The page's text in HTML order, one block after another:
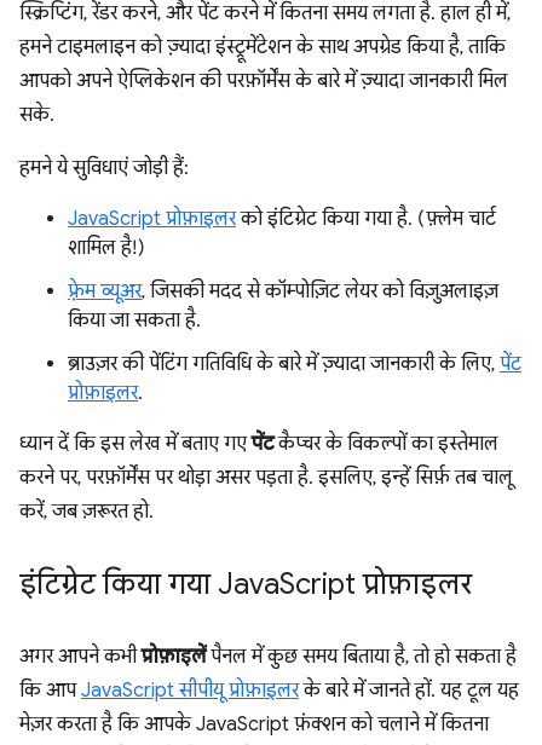
स्क्रिप्टिंग, रेंडर करने, और पेंट करने में कितना समय लगता है. हाल ही में,
हमने टाइमलाइन को ज़्यादा इंस्ट्रूमेंटेशन के साथ अपग्रेड किया है, ताकि
आपको अपने ऐप्लिकेशन की परफ़ॉर्मेंस के बारे में ज़्यादा जानकारी मिल
सके.
हमने ये सुविधाएं जोड़ी हैं:
JavaScript प्रोफ़ाइलरको इंटिग्रेट किया गया है. (फ़्लेम चार्ट
शामिल है!)
फ़्रेम व्यूअर, जिसकी मदद से कॉम्पोज़िट लेयर को विज़ुअलाइज़
किया जा सकता है.
ब्राउज़र की पेंटिंग गतिविधि के बारे में ज़्यादा जानकारी के लिए, पेंट
प्रोफ़ाइलर.
ध्यान दें कि इस लेख में बताए गएपेंटकैप्चर के विकल्पों का इस्तेमाल
करने पर, परफ़ॉर्मेंस पर थोड़ा असर पड़ता है. इसलिए, इन्हें सिर्फ़ तब चालू
करें, जब ज़रूरत हो.
इंटिग्रेट किया गया JavaScript प्रोफ़ाइलर
अगर आपने कभीप्रोफ़ाइलेंपैनल में कुछ समय बिताया है, तो हो सकता है
कि आपJavaScript सीपीयू प्रोफ़ाइलरके बारे में जानते हों. यह टूल यह
मेज़र करता है कि आपके JavaScript फ़ंक्शन को चलाने में कितना